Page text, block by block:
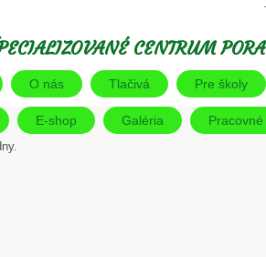
CENTRUM
O nás Tlačivá Pre školy
E-shop Galéria